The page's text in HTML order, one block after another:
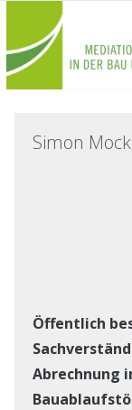
Simon Mock
Öffentlich
Abrechnung